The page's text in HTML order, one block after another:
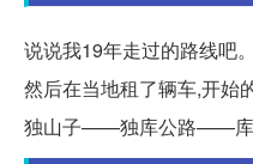
说说我19年走过的路线吧
然后在当地租了辆车,开
独山子——独库公路——